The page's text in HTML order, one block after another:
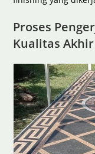
Proses
Kualitas Akhir